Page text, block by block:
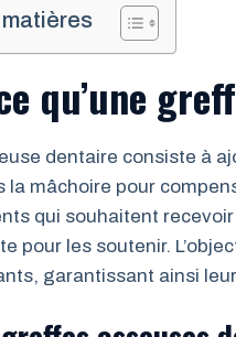
qu’une
dentaire consiste à
la mâchoire pour
qui souhaitent
pour les soutenir.
garantissant ainsi